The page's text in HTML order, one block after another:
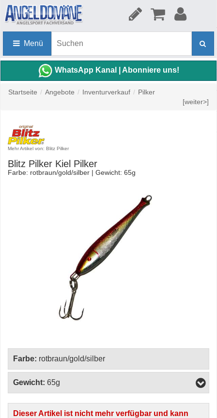
Menü
WhatsApp Kanal | Abonniere uns!
Startseite / Angebote / Inventurverkauf / Pilker
[weiter>]
Mehr Artikel von: Blitz Pilker
Blitz Pilker Kiel Pilker
Farbe: rotbraun/gold/silber | Gewicht: 65g
Farbe: rotbraun/gold/silber
Gewicht: 65g
Dieser Artikel ist nicht mehr verfügbar und kann